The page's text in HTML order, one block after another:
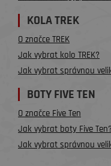
KOLA TREK
O značce TREK
Jak vybrat kolo TREK?
Jak vybrat správnou
BOTY FIVE TEN
O značce Five Ten
Jak vybrat boty Five Ten?
Jak vybrat správnou